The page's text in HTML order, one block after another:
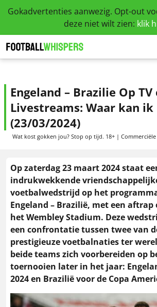
Gokadvertenties aanwezig. Opt-out
deze niet wilt zien: klik
Engeland – Brazilie Op TV
Livestreams: Waar kan
(23/03/2024)
Wat kost gokken jou? Stop op tijd. 18+ |
Op zaterdag 23 maart 2024 staat
indrukwekkende
voetbalwedstrijd op het
Engeland – Brazilië, met een aftrap
het Wembley Stadium. Deze
een confrontatie tussen twee van
prestigieuze voetbalnaties ter
beide teams zich voorbereiden op
toernooien later in het jaar:
2024 en Brazilië voor de Copa